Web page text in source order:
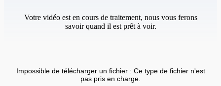
Votre vidéo est en cours de traitement, nous vous ferons
savoir quand il est prêt à voir.
Impossible de télécharger un fichier : Ce type de fichier n'est
pas pris en charge.